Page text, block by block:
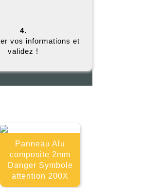
4.
vos informations et
validez !
Panneau Alu
composite 2mm
Danger Symbole
attention 200X